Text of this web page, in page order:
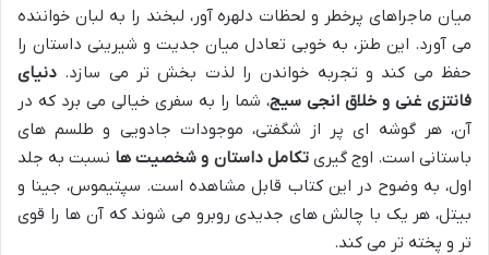
میان ماجراهای پرخطر و لحظات دلهره آور، لبخند را به لبان خواننده
می آورد. این طنز، به خوبی تعادل میان جدیت و شیرینی داستان را
حفظ می کند و تجربه خواندن را لذت بخش تر می سازد. دنیای
فانتزی غنی و خلاق انجی سیج، شما را به سفری خیالی می برد که در
آن، هر گوشه ای پر از شگفتی، موجودات جادویی و طلسم های
باستانی است. اوج گیریتکامل داستان و شخصیت ها نسبت به جلد
اول، به وضوح در این کتاب قابل مشاهده است. سپتیموس، جینا و
بیتل، هر یک با چالش های جدیدی روبرو می شوند که آن ها را قوی
تر و پخته تر می کند.